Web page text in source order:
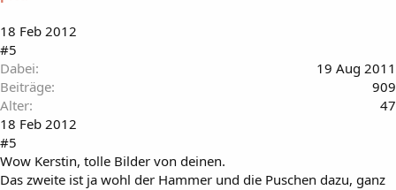
18 Feb 2012
#5
Dabei
19 Aug 2011
Beiträge
909
Alter
47
18 Feb 2012
#5
Wow Kerstin, tolle Bilder von deinen.
Das zweite ist ja wohl der Hammer und die Puschen dazu, ganz